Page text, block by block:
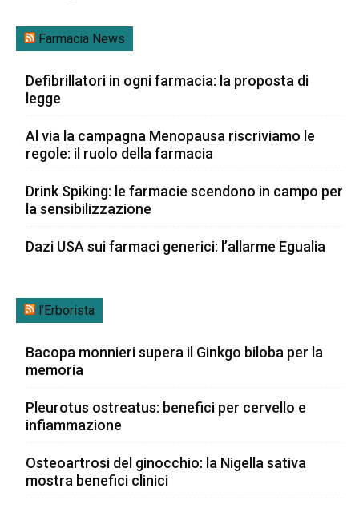
Farmacia News
Defibrillatori in ogni farmacia: la proposta di
legge
Al via la campagna Menopausa riscriviamo le
regole: il ruolo della farmacia
Drink Spiking: le farmacie scendono in campo per
la sensibilizzazione
Dazi USA sui farmaci generici: l’allarme Egualia
l’Erborista
Bacopa monnieri supera il Ginkgo biloba per la
memoria
Pleurotus ostreatus: benefici per cervello e
infiammazione
Osteoartrosi del ginocchio: la Nigella sativa
mostra benefici clinici